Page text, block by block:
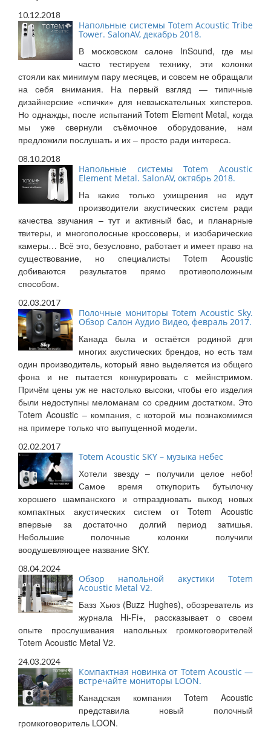
10.12.2018
Напольные системы Totem Acoustic Tribe
Tower. SalonAV, декабрь 2018.
В московском салоне InSound, где мы
часто тестируем технику, эти колонки
стояли как минимум пару месяцев, и совсем не обращали
на себя внимания. На первый взгляд — типичные
дизайнерские «спички» для невзыскательных хипстеров.
Но однажды, после испытаний Totem Element Metal, когда
мы уже свернули съёмочное оборудование, нам
предложили послушать и их – просто ради интереса.
08.10.2018
Напольные системы Totem Acoustic
Element Metal. SalonAV, октябрь 2018.
На какие только ухищрения не идут
производители акустических систем ради
качества звучания – тут и активный бас, и планарные
твитеры, и многополосные кроссоверы, и изобарические
камеры… Всё это, безусловно, работает и имеет право на
существование, но специалисты Totem Acoustic
добиваются результатов прямо противоположным
способом.
02.03.2017
Полочные мониторы Totem Acoustic Sky.
Обзор Салон Аудио Видео, февраль 2017.
Канада была и остаётся родиной для
многих акустических брендов, но есть там
один производитель, который явно выделяется из общего
фона и не пытается конкурировать с мейнстримом.
Причём цены уж не настолько высоки, чтобы его изделия
были недоступны меломанам со средним достатком. Это
Totem Acoustic – компания, с которой мы познакомимся
на примере только что выпущенной модели.
02.02.2017
Totem Acoustic SKY – музыка небес
Хотели звезду – получили целое небо!
Самое время откупорить бутылочку
хорошего шампанского и отпраздновать выход новых
компактных акустических систем от Totem Acoustic
впервые за достаточно долгий период затишья.
Небольшие полочные колонки получили
воодушевляющее название SKY.
08.04.2024
Обзор напольной акустики Totem
Acoustic Metal V2.
Базз Хьюз (Buzz Hughes), обозреватель из
журнала Hi-Fi+, рассказывает о своем
опыте прослушивания напольных громкоговорителей
Totem Acoustic Metal V2.
24.03.2024
Компактная новинка от Totem Acoustic —
встречайте мониторы LOON.
Канадская компания Totem Acoustic
представила новый полочный
громкоговоритель LOON.